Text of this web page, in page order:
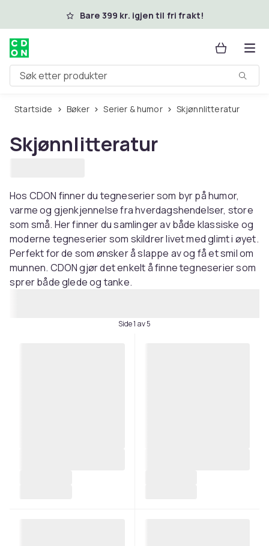
Hopp til hovedinnholdBare 399 kr. igjen til fri frakt!
Søk etter produkter
Startside Bøker Serier & humor Skjønnlitteratur
Skjønnlitteratur
Hos CDON finner du tegneserier som byr på humor,
varme og gjenkjennelse fra hverdagshendelser, store
som små. Her finner du samlinger av både klassiske og
moderne tegneserier som skildrer livet med glimt i øyet.
Perfekt for de som ønsker å slappe av og få et smil om
munnen. CDON gjør det enkelt å finne tegneserier som
sprer både glede og tanke.
Side 1 av 5